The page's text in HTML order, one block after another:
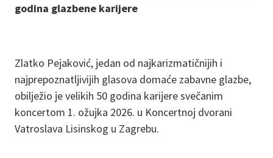
godina glazbene karijere
Zlatko Pejaković, jedan od najkarizmatičnijih i
najprepoznatljivijih glasova domaće zabavne glazbe,
obilježio je velikih 50 godina karijere svečanim
koncertom 1. ožujka 2026. u Koncertnoj dvorani
Vatroslava Lisinskog u Zagrebu.